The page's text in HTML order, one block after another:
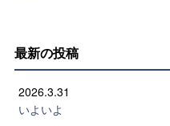
最新の投稿
2026.3.31
いよいよ